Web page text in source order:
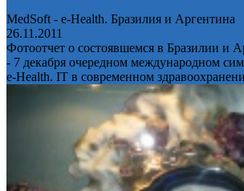
MedSoft - e-Health. Бразилия и Аргентина
26.11.2011
Фотоотчет о состоявшемся в Бразилии и
- 7 декабря очередном международном
e-Health. IT в современном